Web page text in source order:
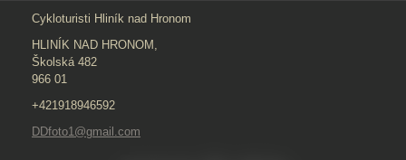
Cykloturisti Hliník nad Hronom
HLINÍK NAD HRONOM,
Školská 482
966 01
+421918946592
DDfoto1@gmail.com